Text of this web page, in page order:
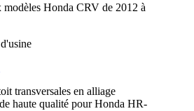
modèles Honda CRV de 2012 à